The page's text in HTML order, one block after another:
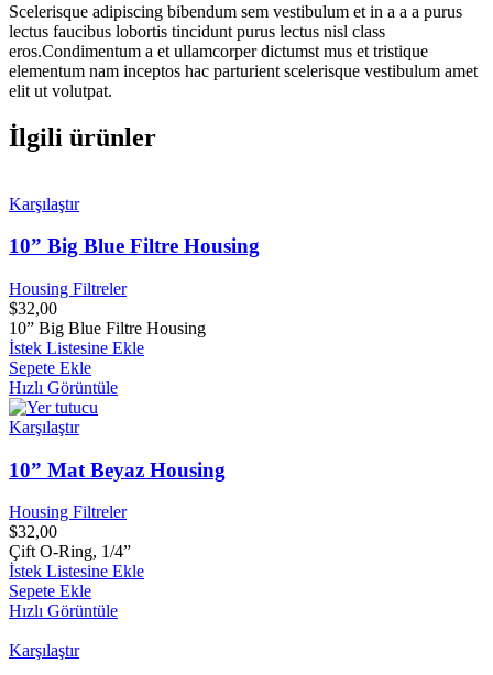
Scelerisque adipiscing bibendum sem vestibulum et in a a a purus
lectus faucibus lobortis tincidunt purus lectus nisl class
eros.Condimentum a et ullamcorper dictumst mus et tristique
elementum nam inceptos hac parturient scelerisque vestibulum amet
elit ut volutpat.
İlgili ürünler
Karşılaştır
10” Big Blue Filtre Housing
Housing Filtreler
$32,00
10” Big Blue Filtre Housing
İstek Listesine Ekle
Sepete Ekle
Hızlı Görüntüle
Karşılaştır
10” Mat Beyaz Housing
Housing Filtreler
$32,00
Çift O-Ring, 1/4”
İstek Listesine Ekle
Sepete Ekle
Hızlı Görüntüle
Karşılaştır